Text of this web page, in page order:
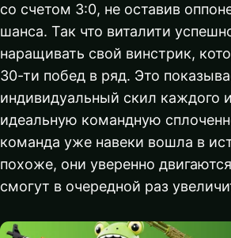
со счетом 3:0, не оставив
шанса. Так что виталити
наращивать свой винстрик,
30-ти побед в ряд. Это
индивидуальный скил каждого
идеальную командную
команда уже навеки вошла в
похоже, они уверенно
смогут в очередной раз